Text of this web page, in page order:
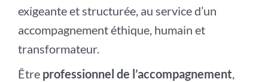
exigeante et structurée, au service d’un
accompagnement éthique, humain et
transformateur.
Être professionnel de l’accompagnement,